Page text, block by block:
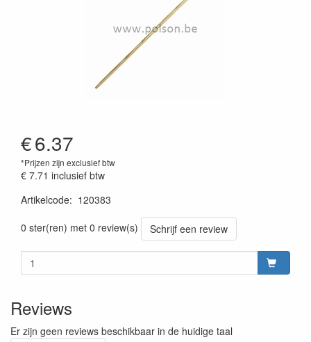
€6.37
*Prijzen zijn exclusief btw
€ 7.71 inclusief btw
Artikelcode: 120383
0 ster(ren) met 0 review(s)
Schrijf een review
Reviews
Er zijn geen reviews beschikbaar in de huidige taal